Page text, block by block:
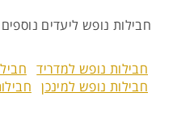
חבילות נופש ליעדים
חבילות נופש למדריד
חבילות נופש למינכן